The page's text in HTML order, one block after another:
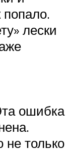
попало.
лески
ошибка
не только